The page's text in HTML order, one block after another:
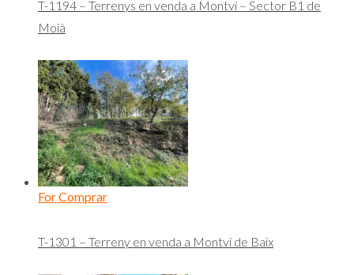
T-1194 – Terrenys en venda a Montví – Sector B1 de
Moià
For Comprar
T-1301 – Terreny en venda a Montví de Baix